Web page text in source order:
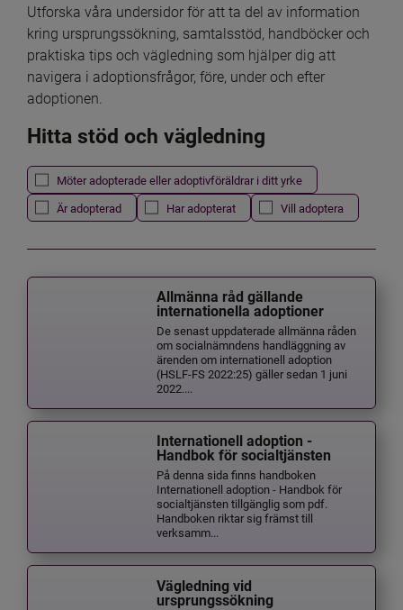
Utforska våra undersidor för att ta del av information
kring ursprungssökning, samtalsstöd, handböcker och
praktiska tips och vägledning som hjälper dig att
navigera i adoptionsfrågor, före, under och efter
adoptionen.
Hitta stöd och vägledning
Filtrera resultatet
Det här formuläret postas automatiskt
Möter adopterade eller adoptivföräldrar i ditt yrke
Är adopterad
Har adopterat Vill adoptera
Allmänna råd gällande
internationella adoptioner
De senast uppdaterade allmänna råden
om socialnämndens handläggning av
ärenden om internationell adoption
(HSLF-FS 2022:25) gäller sedan 1 juni
2022....
Internationell adoption -
Handbok för socialtjänsten
På denna sida finns handboken
Internationell adoption - Handbok för
socialtjänsten tillgänglig som pdf.
Handboken riktar sig främst till
verksamm...
Vägledning vid
ursprungssökning